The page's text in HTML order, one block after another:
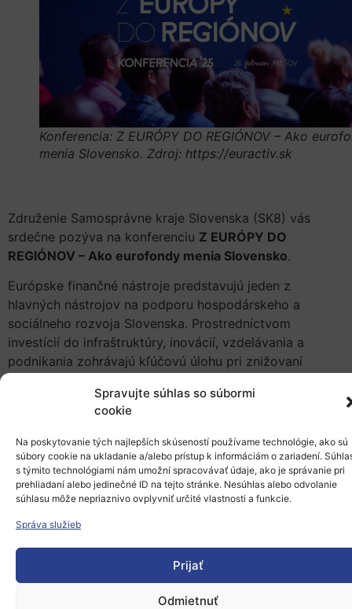
Spravujte súhlas so súbormi
cookie
Na poskytovanie tých najlepších skúseností používame technológie, ako sú
súbory cookie na ukladanie a/alebo prístup k informáciám o zariadení.
s týmito technológiami nám umožní spracovávať údaje, ako je správanie pri
prehliadaní alebo jedinečné ID na tejto stránke. Nesúhlas alebo odvolanie
súhlasu môže nepriaznivo ovplyvniť určité vlastnosti a funkcie.
Správa služieb
Prijať
Odmietnuť
Konferencia: Z EURÓPY DO REGIÓNOV – Ako
menia Slovensko. Zdroj: https://euractiv.sk
Združenie Samosprávne kraje Slovenska (SK8) vás
srdečne pozýva na konferenciu Z EURÓPY DO
REGIÓNOV – Ako eurofondy menia Slovensko.
Európske finančné nástroje predstavujú jeden z
hlavných nástrojov na podporu hospodárskeho a
sociálneho rozvoja Slovenska. Prostredníctvom
investícií do infraštruktúry, inovácií, vzdelávania a
podnikania zohrávajú kľúčovú úlohu pri znižovaní
konkurencieschopnosti krajiny. Konferencia vytvorí
priestor na odbornú diskusiu o doterajších výsledkoch,
výzvach a budúcnosti kohéznej politiky.
Čaká vás celodenný program, počas ktorého sa môžete
tešiť na tri panelové diskusie, v rámci ktorých budú
odborníci, zástupcovia samospráv, podnikateľského
sektora a ďalší aktéri analyzovať kľúčové aspekty
identifikovať efektívne riešenia pre lepšie využívanie
európskych zdrojov a posilnenie regionálneho rozvoja